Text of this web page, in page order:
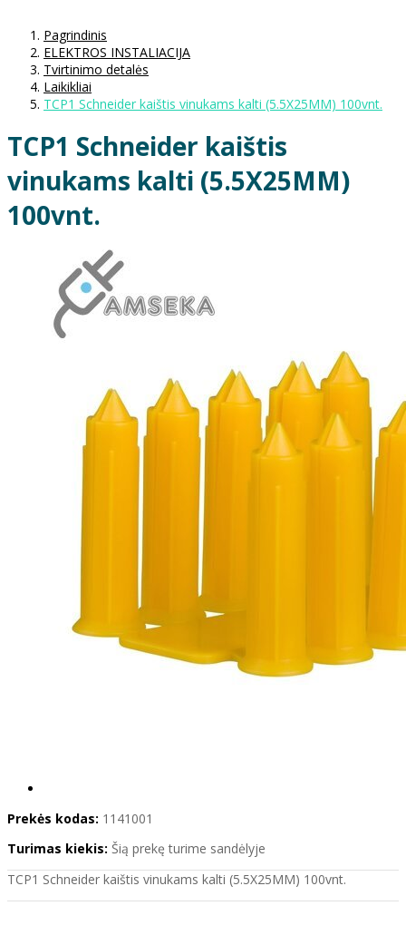
Pagrindinis
ELEKTROS INSTALIACIJA
Tvirtinimo detalės
Laikikliai
TCP1 Schneider kaištis vinukams kalti (5.5X25MM) 100vnt.
TCP1 Schneider kaištis
vinukams kalti (5.5X25MM)
100vnt.
Prekės kodas: 1141001
Turimas kiekis: Šią prekę turime sandėlyje
TCP1 Schneider kaištis vinukams kalti (5.5X25MM) 100vnt.